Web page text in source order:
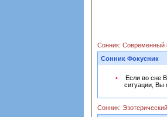
Сонник: Современный
Сонник Фокусник
Если во сне
ситуации, Вы
Сонник: